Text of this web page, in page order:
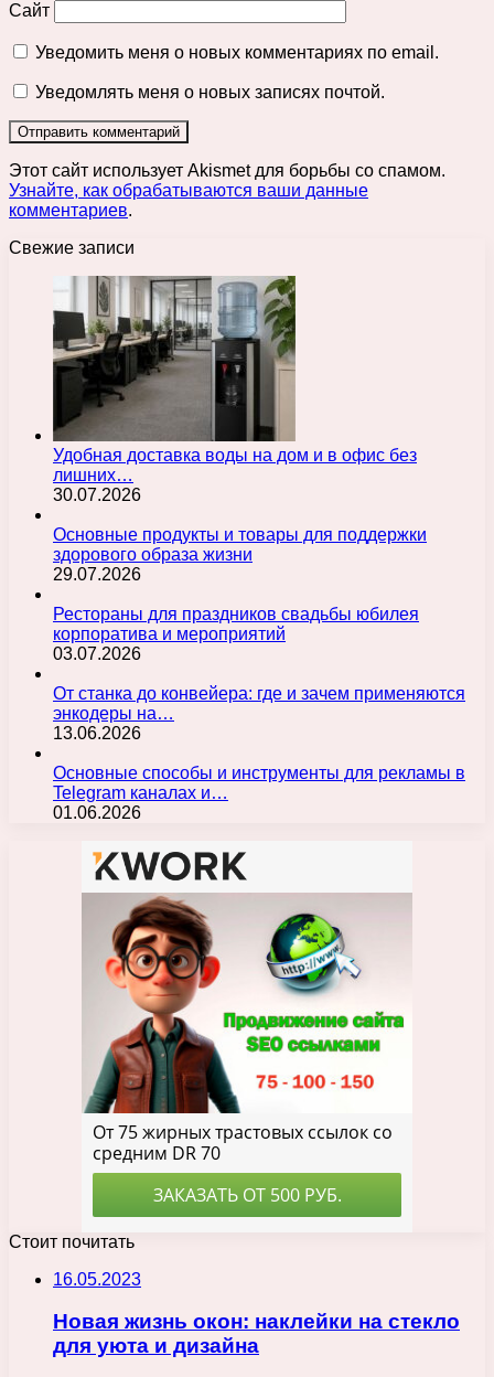
Сайт
Уведомить меня о новых комментариях по email.
Уведомлять меня о новых записях почтой.
Этот сайт использует Akismet для борьбы со спамом.
Узнайте, как обрабатываются ваши данные
комментариев.
Свежие записи
Удобная доставка воды на дом и в офис без
лишних…
30.07.2026
Основные продукты и товары для поддержки
здорового образа жизни
29.07.2026
Рестораны для праздников свадьбы юбилея
корпоратива и мероприятий
03.07.2026
От станка до конвейера: где и зачем применяются
энкодеры на…
13.06.2026
Основные способы и инструменты для рекламы в
Telegram каналах и…
01.06.2026
Стоит почитать
16.05.2023
Новая жизнь окон: наклейки на стекло
для уюта и дизайна